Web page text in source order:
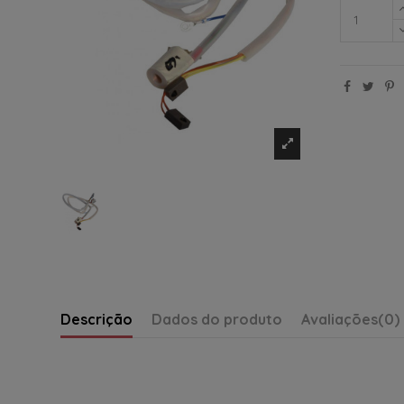
Descrição Dados do produto Avaliações(0)